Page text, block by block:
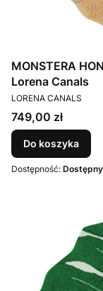
MONSTERA
Lorena Canals
PRODUCENT
LORENA CANALS
Cena
749,00 zł
Do koszyka
Dostępność: Dostępny